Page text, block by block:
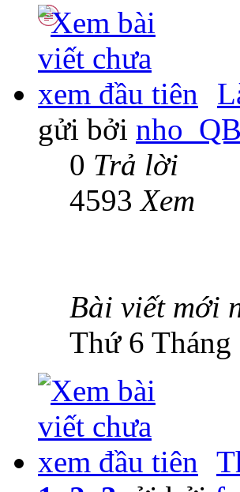
gửi bởi nho_QB
0 Trả lời
4593Xem
Bài viết mới
Thứ 6